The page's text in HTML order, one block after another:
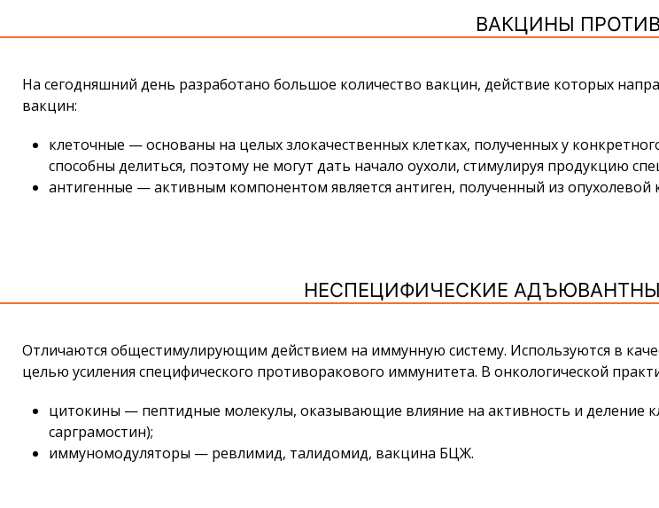
ВАКЦИНЫ
На сегодняшний день разработано большое количество вакцин, действие которых
вакцин:
клеточные — основаны на целых злокачественных клетках, полученных у
способны делиться, поэтому не могут дать начало оухоли, стимулируя продукцию
антигенные — активным компонентом является антиген, полученный из опухолевой
НЕСПЕЦИФИЧЕСКИЕ
Отличаются общестимулирующим действием на иммунную систему. Используются в
целью усиления специфического противоракового иммунитета. В онкологической
цитокины — пептидные молекулы, оказывающие влияние на активность и деление
сарграмостин);
иммуномодуляторы — ревлимид, талидомид, вакцина БЦЖ.